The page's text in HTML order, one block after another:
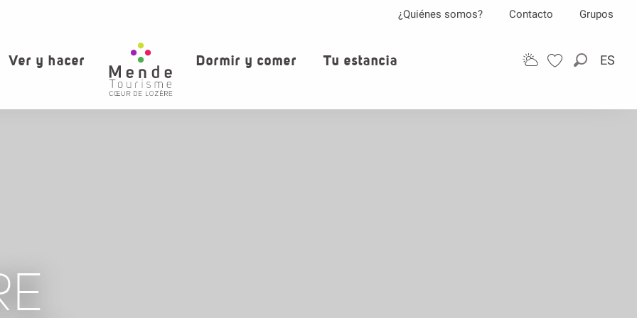
Buscar
ES
¿Quiénes somos? Contacto Grupos
Ver y hacer Dormir y comer Tu estancia